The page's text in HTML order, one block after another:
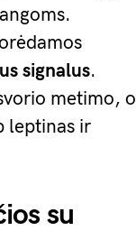
signalus.
metimo, o
leptinas ir
su